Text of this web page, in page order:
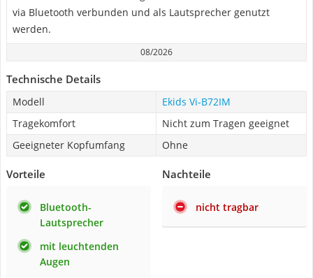
via Bluetooth verbunden und als Lautsprecher genutzt
werden.
08/2026
Technische Details
Modell
Ekids Vi-B72IM
Tragekomfort
Nicht zum Tragen geeignet
Geeigneter Kopfumfang
Ohne
Vorteile
Bluetooth-
Lautsprecher
mit leuchtenden
Augen
Nachteile
nicht tragbar